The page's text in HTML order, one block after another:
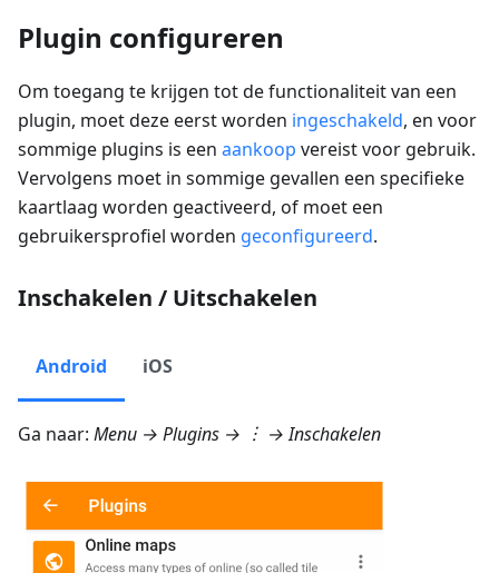
Plugin configureren
Om toegang te krijgen tot de functionaliteit van een
plugin, moet deze eerst worden ingeschakeld, en voor
sommige plugins is een aankoop vereist voor gebruik.
Vervolgens moet in sommige gevallen een specifieke
kaartlaag worden geactiveerd, of moet een
gebruikersprofiel worden geconfigureerd.
Inschakelen / Uitschakelen
Android iOS
Ga naar: Menu → Plugins → ︙ → Inschakelen